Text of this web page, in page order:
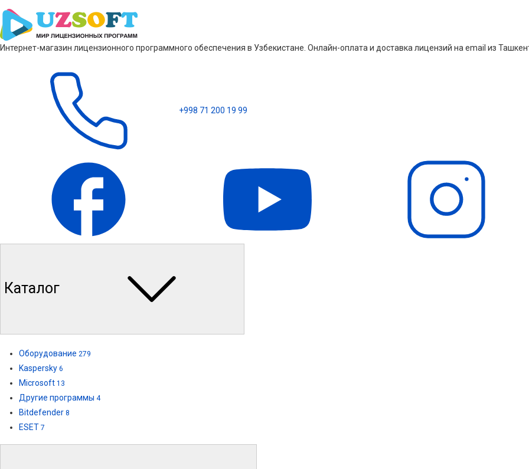
Интернет-магазин лицензионного программного обеспечения в Узбекистане. Онлайн-оплата и доставка лицензий на email из
+998 71 200 19 99
Каталог
Оборудование 279
Kaspersky 6
Microsoft 13
Другие программы 4
Bitdefender 8
ESET 7